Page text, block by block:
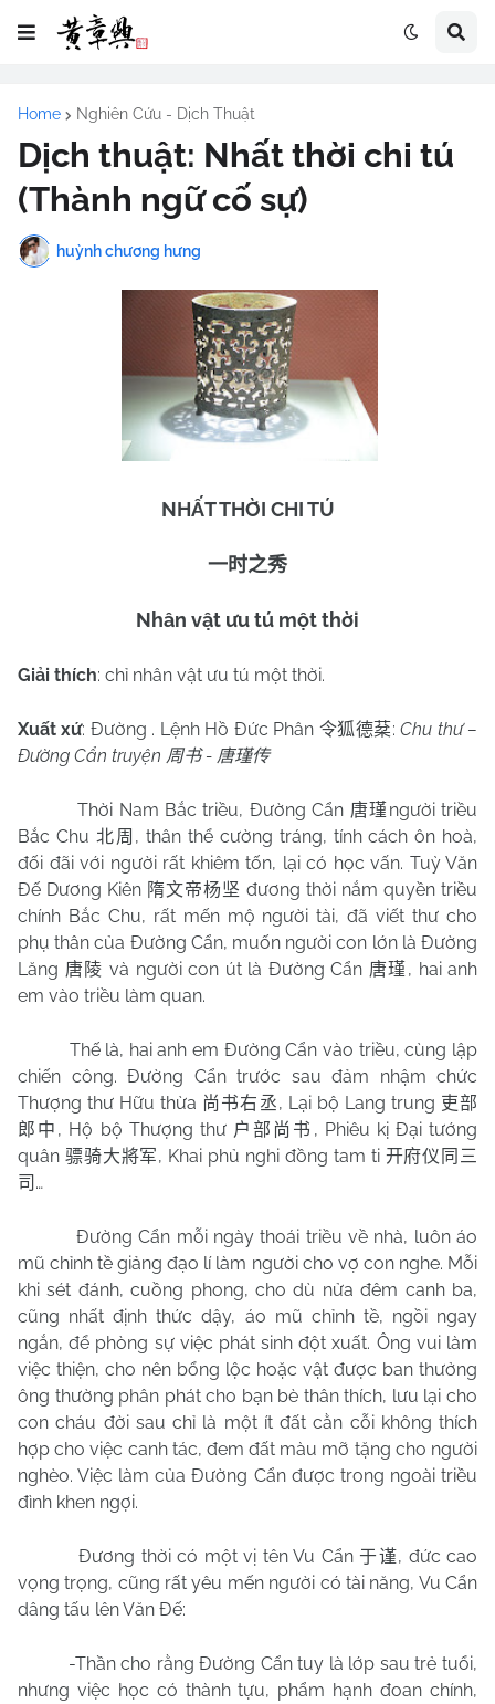
Home Nghiên Cứu - Dịch Thuật
Dịch thuật: Nhất thời chi tú
(Thành ngữ cố sự)
huỳnh chương hưng
NHẤT THỜI CHI TÚ
一时之秀
Nhân vật ưu tú một thời
Giải thích: chỉ nhân vật ưu tú một thời.
Xuất xứ: Đường . Lệnh Hồ Đức Phân 令狐德棻:Chu thư –
Đường Cẩn truyện 周书- 唐瑾传
Thời Nam Bắc triều, Đường Cẩn 唐瑾 người triều
Bắc Chu 北周 , thân thể cường tráng, tính cách ôn hoà,
đối đãi với người rất khiêm tốn, lại có học vấn. Tuỳ Văn
Đế Dương Kiên 隋文帝杨坚 đương thời nắm quyền triều
chính Bắc Chu, rất mến mộ người tài, đã viết thư cho
phụ thân của Đường Cẩn, muốn người con lớn là Đường
Lăng 唐陵 và người con út là Đường Cẩn 唐瑾 , hai anh
em vào triều làm quan.
Thế là, hai anh em Đường Cẩn vào triều, cùng lập
chiến công. Đường Cẩn trước sau đảm nhậm chức
Thượng thư Hữu thừa 尚书右丞, Lại bộ Lang trung 吏部
郎中 , Hộ bộ Thượng thư 户部尚书 , Phiêu kị Đại tướng
quân 骠骑大將军, Khai phủ nghi đồng tam ti 开府仪同三
司 …
Đường Cẩn mỗi ngày thoái triều về nhà, luôn áo
mũ chỉnh tề giảng đạo lí làm người cho vợ con nghe. Mỗi
khi sét đánh, cuồng phong, cho dù nửa đêm canh ba,
cũng nhất định thức dậy, áo mũ chỉnh tề, ngồi ngay
ngắn, để phòng sự việc phát sinh đột xuất. Ông vui làm
việc thiện, cho nên bổng lộc hoặc vật được ban thưởng
ông thường phân phát cho bạn bè thân thích, lưu lại cho
con cháu đời sau chỉ là một ít đất cằn cỗi không thích
hợp cho việc canh tác, đem đất màu mỡ tặng cho người
nghèo. Việc làm của Đường Cẩn được trong ngoài triều
đình khen ngợi.
Đương thời có một vị tên Vu Cẩn 于谨, đức cao
vọng trọng, cũng rất yêu mến người có tài năng, Vu Cẩn
dâng tấu lên Văn Đế:
-Thần cho rằng Đường Cẩn tuy là lớp sau trẻ tuổi,
nhưng việc học có thành tựu, phẩm hạnh đoan chính,